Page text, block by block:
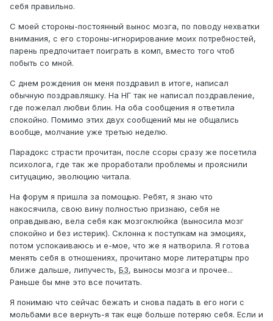
себя правильно.
С моей стороны-постоянный вынос мозга, по поводу нехватки
внимания, с его стороны-игнорирование моих потребностей,
парень предпочитает поиграть в комп, вместо того чтоб
побыть со мной.
С днем рождения он меня поздравил в итоге, написал
обычную поздравляшку. На НГ так не написал поздравление,
где пожелал любви блин. На оба сообщения я ответила
спокойно. Помимо этих двух сообщений мы не общались
вообще, молчание уже третью неделю.
Парадокс страсти прочитан, после ссоры сразу же посетила
психолога, где так же проработали проблемы и прояснили
ситуцацию, эволюцию читала.
На форум я пришла за помощью. Ребят, я знаю что
накосячила, свою вину полностью признаю, себя не
оправдываю, вела себя как мозгоклюйка (выносила мозг
спокойно и без истерик). Склонна к поступкам на эмоциях,
потом успокаиваюсь и е-мое, что же я натворила. Я готова
менять себя в отношениях, прочитано море литератцры про
ближе дальше, липучесть, БЗ, выносы мозга и прочее...
Раньше бы мне это все почитать.
Я понимаю что сейчас бежать и снова падать в его ноги с
мольбами все вернуть-я так еще больше потеряю себя. Если и